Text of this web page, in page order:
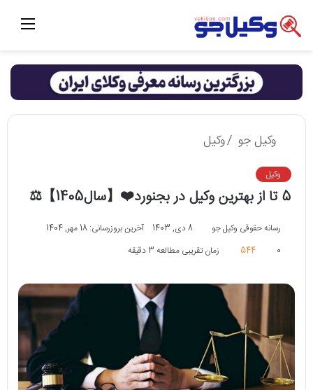
منو
وکیل جو /وکیل
وکیل
5 تا از بهترین وکیل در بجنورد❤️【سال1405】⚖️
رسانه حقوقی وکیل جو 8 دی, 1403
آخرین بروزرسانی: 18 مهر, 1404
0
544 زمان تقریبی مطالعه 3 دقیقه